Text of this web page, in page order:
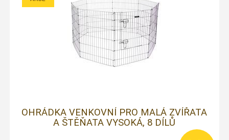
OHRÁDKA VENKOVNÍ PRO MALÁ ZVÍŘATA
A ŠTĚŇATA VYSOKÁ, 8 DÍLŮ